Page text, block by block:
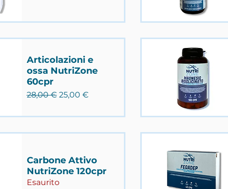
Articolazioni e
ossa NutriZone
60cpr
Prezzo regolare
28,00 € Prezzo scontato
25,00 €
Carbone Attivo
NutriZone 120cpr
Esaurito